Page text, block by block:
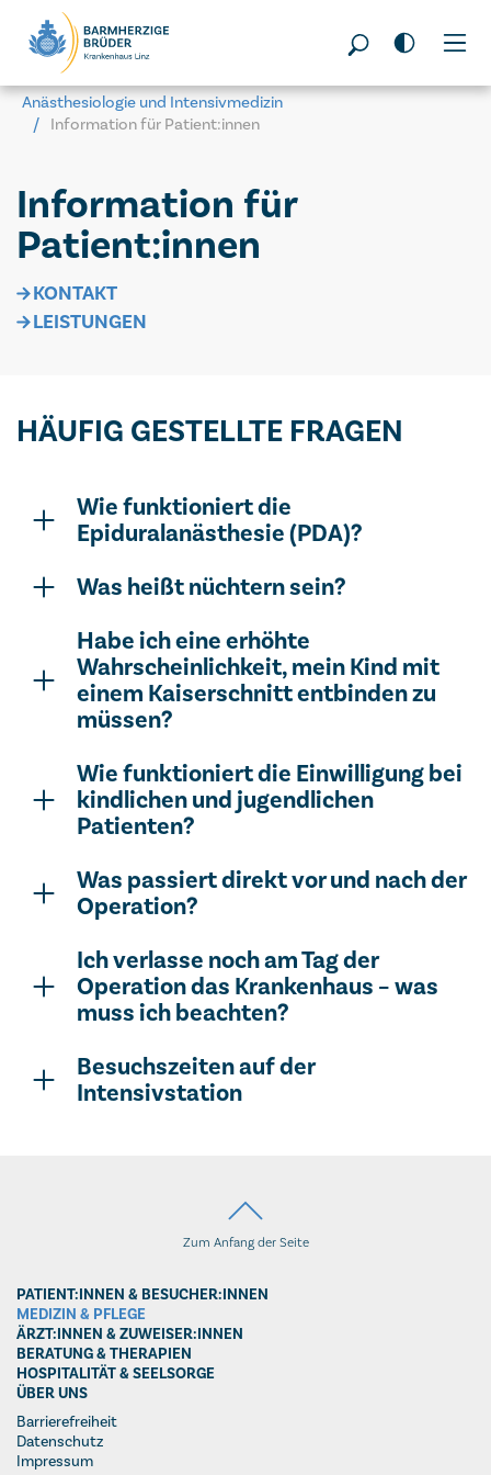
Seitenbereiche:
Anästhesiologie und Intensivmedizin
Information für Patient:innen
Information für
Patient:innen
KONTAKT
LEISTUNGEN
HÄUFIG GESTELLTE FRAGEN
Wie funktioniert die
Epiduralanästhesie (PDA)?
Was heißt nüchtern sein?
Habe ich eine erhöhte
Wahrscheinlichkeit, mein Kind mit
einem Kaiserschnitt entbinden zu
müssen?
Wie funktioniert die Einwilligung bei
kindlichen und jugendlichen
Patienten?
Was passiert direkt vor und nach der
Operation?
Ich verlasse noch am Tag der
Operation das Krankenhaus – was
muss ich beachten?
Besuchszeiten auf der
Intensivstation
Zum Anfang der Seite
PATIENT:INNEN & BESUCHER:INNEN
MEDIZIN & PFLEGE
ÄRZT:INNEN & ZUWEISER:INNEN
BERATUNG & THERAPIEN
HOSPITALITÄT & SEELSORGE
ÜBER UNS
Barrierefreiheit
Datenschutz
Impressum